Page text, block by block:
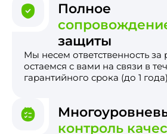
Полное
защиты
Мы несем ответственность за
остаемся с вами на связи в
гарантийного срока (до 1
контроль